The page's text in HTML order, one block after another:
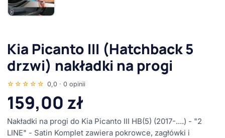
Kia Picanto III (Hatchback 5
drzwi) nakładki na progi
☆☆☆☆☆ 0,0 · 0 opinii
159,00zł
Nakładki na progi do Kia Picanto III HB(5) (2017-....) - "2
LINE" - Satin Komplet zawiera pokrowce, zagłówki i